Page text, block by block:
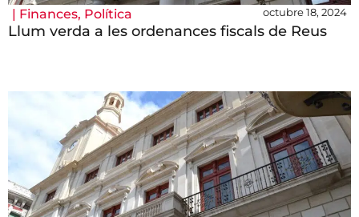
| Finances, Política octubre 18, 2024
Llum verda a les ordenances fiscals de Reus